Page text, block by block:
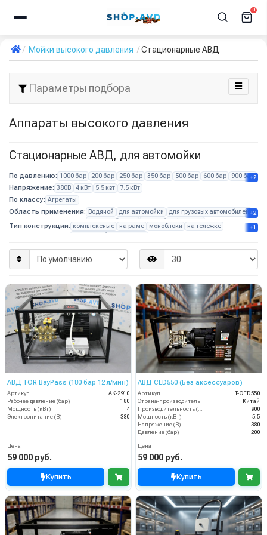
0
Мойки высокого давления Стационарные АВД
Параметры подбора
Аппараты высокого давления
Стационарные АВД, для автомойки
По давлению: 1000 бар 200 бар 250 бар 350 бар 500 бар 600 бар 900 бар+2
Напряжение: 380В 4 кВт 5.5 квт 7.5 кВт
По классу: Агрегаты
Область применения: Водяной для автомойки
для грузовых автомобилей
Для детейлинга
Для мойки фасадов
+2
Тип конструкции: комплексные на раме моноблоки
на тележке
С катушкой для шланга
+1
АВД TOR BayPass (180 бар 12 л/мин)
Артикул
AK-2910
Рабочее давление (бар)
180
Мощность (кВт)
4
Электропитание (В)
380
Цена
59 000 руб.
Купить
АВД CED550 (Без аксессуаров)
Артикул
T-CED550
Страна-производитель
Китай
900
Мощность (кВт)
5.5
Напряжение (В)
380
Давление (бар)
200
Цена
59 000 руб.
Купить